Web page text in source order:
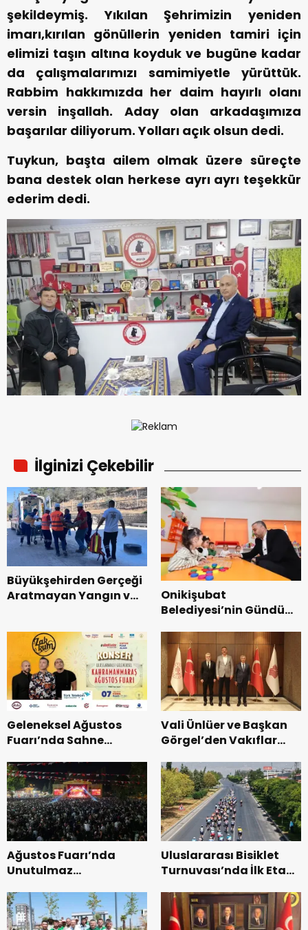
şekildeymiş. Yıkılan Şehrimizin yeniden
imarı,kırılan gönüllerin yeniden tamiri için
elimizi taşın altına koyduk ve bugüne kadar
da çalışmalarımızı samimiyetle yürüttük.
Rabbim hakkımızda her daim hayırlı olanı
versin inşallah. Aday olan arkadaşımıza
başarılar diliyorum. Yolları açık olsun dedi.
Tuykun, başta ailem olmak üzere süreçte
bana destek olan herkese ayrı ayrı teşekkür
ederim dedi.
İlginizi Çekebilir
Büyükşehirden Gerçeği
Aratmayan Yangın ve
Onikişubat
Belediyesi’nin Gündüz
dönemin ön kayıtları
başladı.
Geleneksel Ağustos
Fuarı’nda Sahne
Vali Ünlüer ve Başkan
Görgel’den Vakıflar
ziyaret.
Ağustos Fuarı’nda
Unutulmaz
Uluslararası Bisiklet
Turnuvası’nda İlk Etap
Tamamlandı.